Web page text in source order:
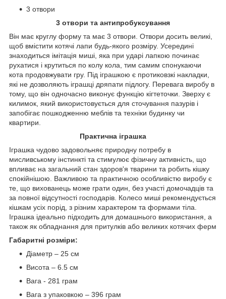
3 отвори
3 отвори та антипробуксування
Він має круглу форму та має 3 отвори. Отвори досить великі,
щоб вмістити котячі лапи будь-якого розміру. Усередині
знаходиться імітація миші, яка при ударі лапкою починає
рухатися і крутиться по колу кола, тим самим спонукаючи
кота продовжувати гру. Під іграшкою є протиковзкі накладки,
які не дозволяють іграшці дряпати підлогу. Перевага виробу в
тому, що він одночасно виконує функцію кігтеточки. Зверху є
килимок, який використовується для сточування пазурів і
запобігає пошкодженню меблів та техніки будинку чи
квартири.
Практична іграшка
Іграшка чудово задовольняє природну потребу в
мисливському інстинкті та стимулює фізичну активність, що
впливає на загальний стан здоров'я тварини та робить кішку
спокійнішою. Важливою та практичною особливістю виробу є
те, що вихованець може грати один, без участі домочадців та
за повної відсутності господарів. Колесо миші рекомендується
кішкам усіх порід, з різним характером та формами тіла.
Іграшка ідеально підходить для домашнього використання, а
також як обладнання для притулків або великих котячих ферм
Габаритні розміри:
Діаметр – 25 см
Висота – 6.5 см
Вага - 281 грам
Вага з упаковкою – 396 грам